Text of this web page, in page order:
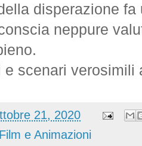
disperazione
neppure
e scenari verosimili
21, 2020
Film e Animazioni